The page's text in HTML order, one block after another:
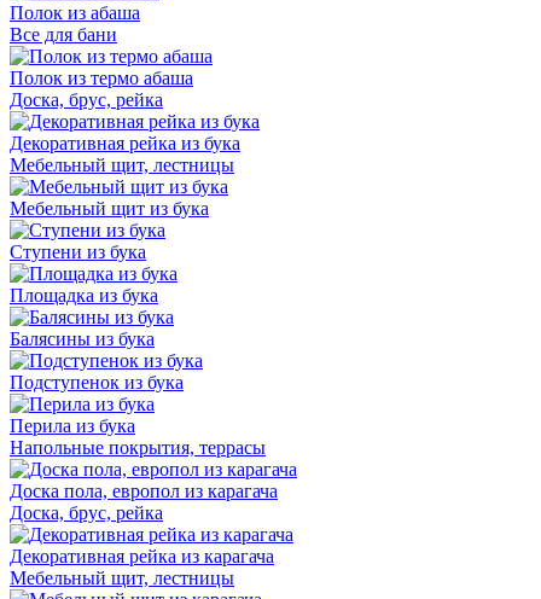
Полок из абаша
Все для бани
Полок из термо абаша
Доска, брус, рейка
Декоративная рейка из бука
Мебельный щит, лестницы
Мебельный щит из бука
Ступени из бука
Площадка из бука
Балясины из бука
Подступенок из бука
Перила из бука
Напольные покрытия, террасы
Доска пола, европол из карагача
Доска, брус, рейка
Декоративная рейка из карагача
Мебельный щит, лестницы